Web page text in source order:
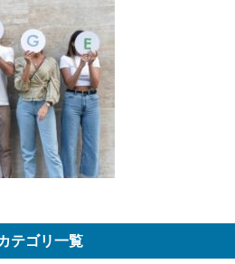
テゴリ一覧